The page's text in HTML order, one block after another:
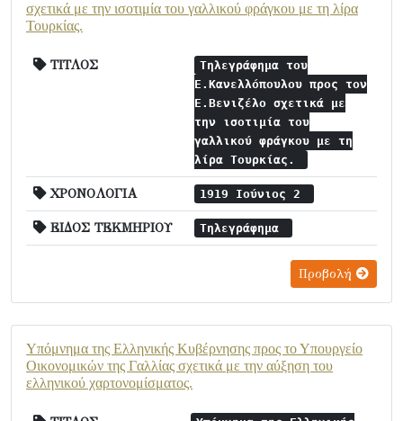
σχετικά με την ισοτιμία του γαλλικού φράγκου με τη λίρα
Τουρκίας.
ΤΙΤΛΟΣ
Τηλεγράφημα του
Ε.Κανελλόπουλου προς τον
Ε.Βενιζέλο σχετικά με
την ισοτιμία του
γαλλικού φράγκου με τη
λίρα Τουρκίας.
ΧΡΟΝΟΛΟΓΙΑ 1919 Ιούνιος 2
ΕΙΔΟΣ ΤΕΚΜΗΡΙΟΥ Τηλεγράφημα
Προβολή
Υπόμνημα της Ελληνικής Κυβέρνησης προς το Υπουργείο
Οικονομικών της Γαλλίας σχετικά με την αύξηση του
ελληνικού χαρτονομίσματος.